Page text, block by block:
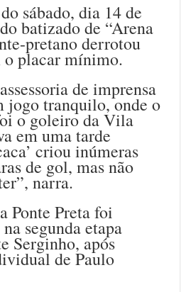
sábado, dia 14 de
batizado de “Arena
pretano derrotou
placar mínimo.
de imprensa
jogo tranquilo, onde o
o goleiro da Vila
em uma tarde
criou inúmeras
de gol, mas não
narra.
Ponte Preta foi
segunda etapa
Serginho, após
de Paulo